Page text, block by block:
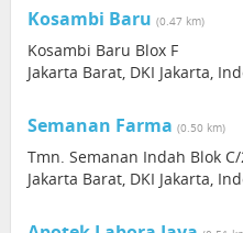
Kosambi Baru (0.47 km)
Kosambi Baru Blox F
Jakarta Barat, DKI Jakarta,
Semanan Farma (0.50 km)
Tmn. Semanan Indah Blok
Jakarta Barat, DKI Jakarta,